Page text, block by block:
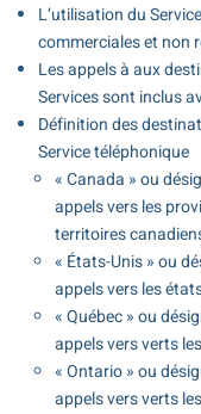
L’utilisation du
commerciales et non
Les appels à aux
Services sont inclus
Définition des
Service téléphonique
« Canada » ou
appels vers les
territoires
« États-Unis » ou
appels vers les
« Québec » ou
appels vers verts
« Ontario » ou
appels vers verts